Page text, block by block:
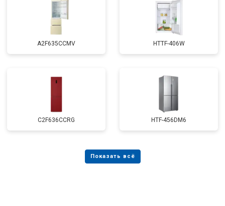
A2F635CCMV HTTF-406W
C2F636CCRG HTF-456DM6